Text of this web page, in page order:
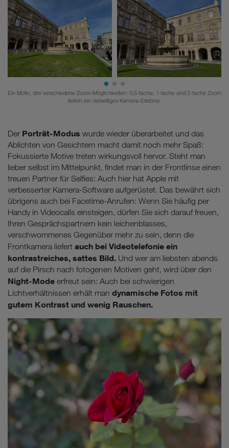
Ein Motiv, drei verschiedene Zoom-Möglichkeiten: 0,5-fache, 1-fache und 2-fache Zoom
liefern ein vielseitiges Kamera-Erlebnis.
Der Porträt-Modus wurde wieder überarbeitet und das
Ablichten von Gesichtern macht damit noch mehr Spaß:
Fokussierte Motive treten wirkungsvoll hervor. Steht man
lieber selbst im Mittelpunkt, findet man in der Frontlinse einen
treuen Partner für Selfies: Auch hier hat Apple mit
verbesserter Kamera-Software aufgerüstet. Das bewährt sich
übrigens auch bei Facetime-Anrufen: Wenn Sie häufig per
Handy in Videocalls einsteigen, dürfen Sie sich darauf freuen,
Ihren Gesprächspartnern kein leichenblasses,
verschwommenes Gegenüber mehr zu sein, denn die
Frontkamera liefert auch bei Videotelefonie ein
kontrastreiches, sattes Bild. Und wer am liebsten abends
auf die Pirsch nach fotogenen Motiven geht, wird über den
Night-Mode erfreut sein: Auch bei schwierigen
Lichtverhältnissen erhält man dynamische Fotos mit
gutem Kontrast und wenig Rauschen.